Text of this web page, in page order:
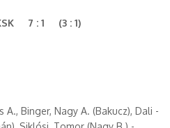
7 : 1 (3 : 1)
A., Binger, Nagy A. (Bakucz), Dali -